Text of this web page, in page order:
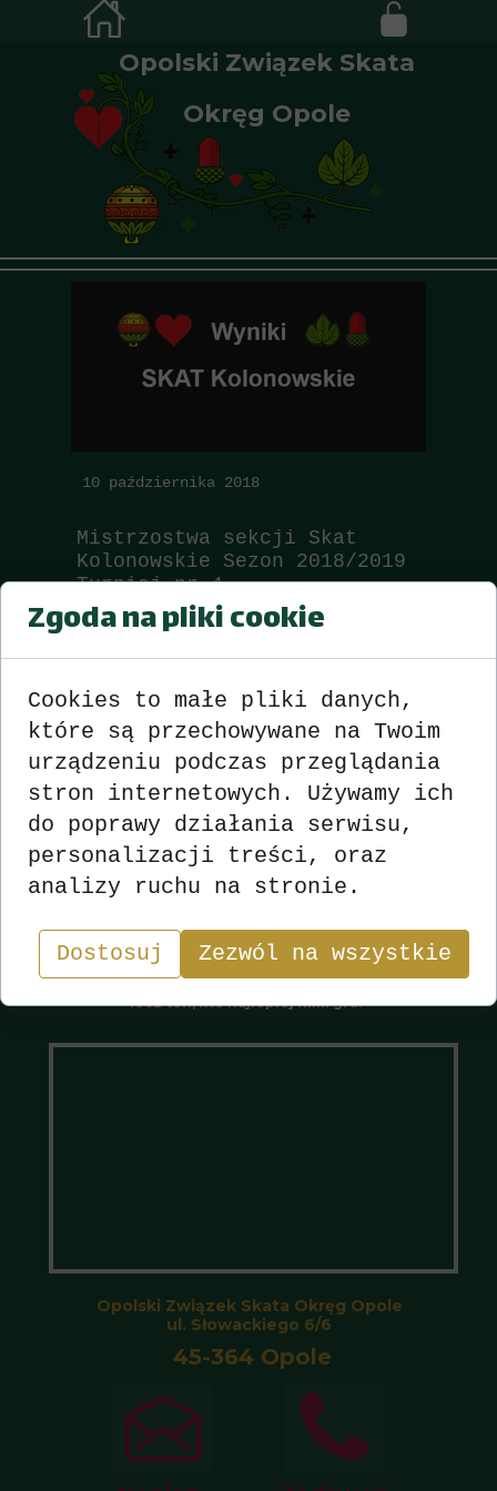
Opolski Związek Skata
Okręg Opole
10 października 2018
Mistrzostwa sekcji Skat
Kolonowskie Sezon 2018/2019
Turniej nr 4
lecz ten, kto najlepiej nimi gra.”
Opolski Związek Skata Okręg Opole
ul. Słowackiego 6/6
45-364 Opole
Zgoda na pliki cookie
Cookies to małe pliki danych,
które są przechowywane na Twoim
urządzeniu podczas przeglądania
stron internetowych. Używamy ich
do poprawy działania serwisu,
personalizacji treści, oraz
analizy ruchu na stronie.
Dostosuj Zezwól na wszystkie